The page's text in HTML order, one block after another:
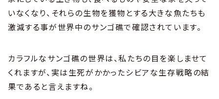
いなくなり、それらの生物を獲物とする大きな魚たちも
激減する事が世界中のサンゴ礁で確認されています。
カラフルなサンゴ礁の世界は、私たちの目を楽しませて
くれますが、実は生死がかかったシビアな生存戦略の結
果であると言えますね。